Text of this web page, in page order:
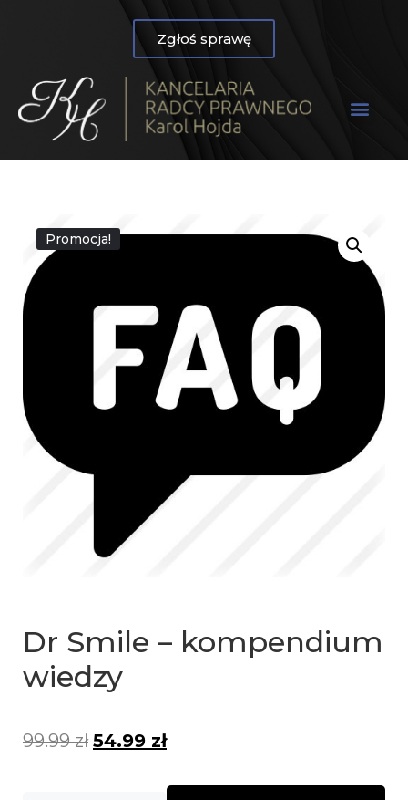
Zgłoś sprawę
Promocja!
Dr Smile – kompendium
wiedzy
99.99zł 54.99 zł